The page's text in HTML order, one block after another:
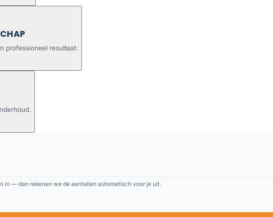
professioneel resultaat.
in — dan rekenen we de aantallen automatisch voor je uit.